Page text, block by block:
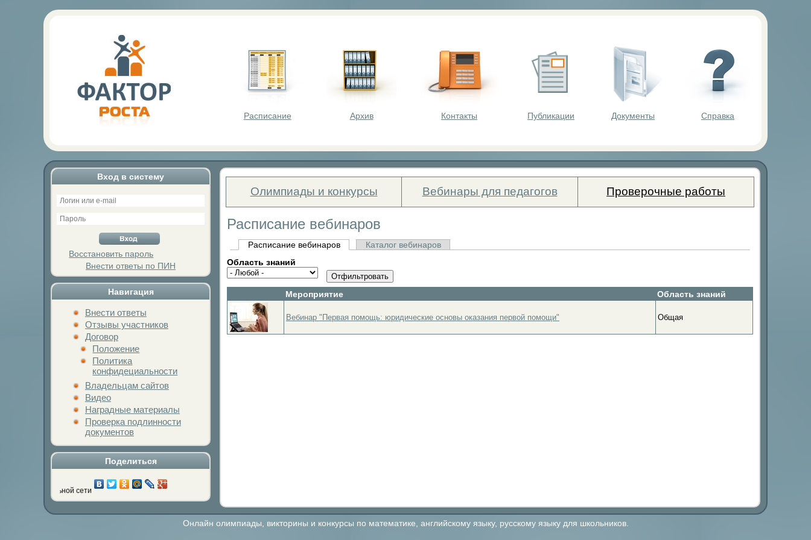
Расписание Архив Контакты Публикации Документы Справка
Вход в систему
Восстановить пароль
Внести ответы по ПИН
Навигация
Внести ответы
Отзывы участников
Договор
Положение
Политика
конфидециальности
Владельцам сайтов
Видео
Наградные материалы
Проверка подлинности
документов
Поделиться
социальной сети
Олимпиады и конкурсы Вебинары для педагогов Проверочные работы
Расписание вебинаров
Расписание вебинаров
Каталог вебинаров
Область знаний
Мероприятие Область знаний
Вебинар "Первая помощь: юридические основы оказания первой помощи" Общая
Онлайн олимпиады, викторины и конкурсы по математике, английскому языку, русскому языку для школьников.